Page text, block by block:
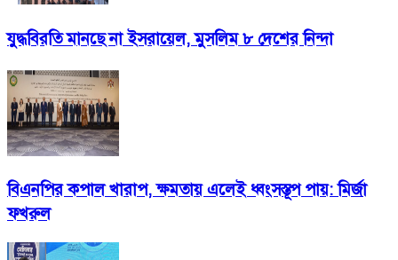
যুদ্ধবিরতি মানছে না ইসরায়েল, মুসলিম ৮ দেশের নিন্দা
বিএনপির কপাল খারাপ, ক্ষমতায় এলেই ধ্বংসস্তূপ পায়: মির্জা
ফখরুল